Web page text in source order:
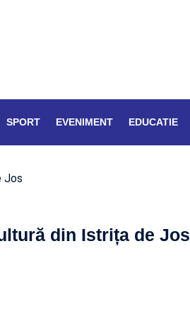
SPORT EVENIMENT EDUCATIE
Jos
din Istrița de Jos